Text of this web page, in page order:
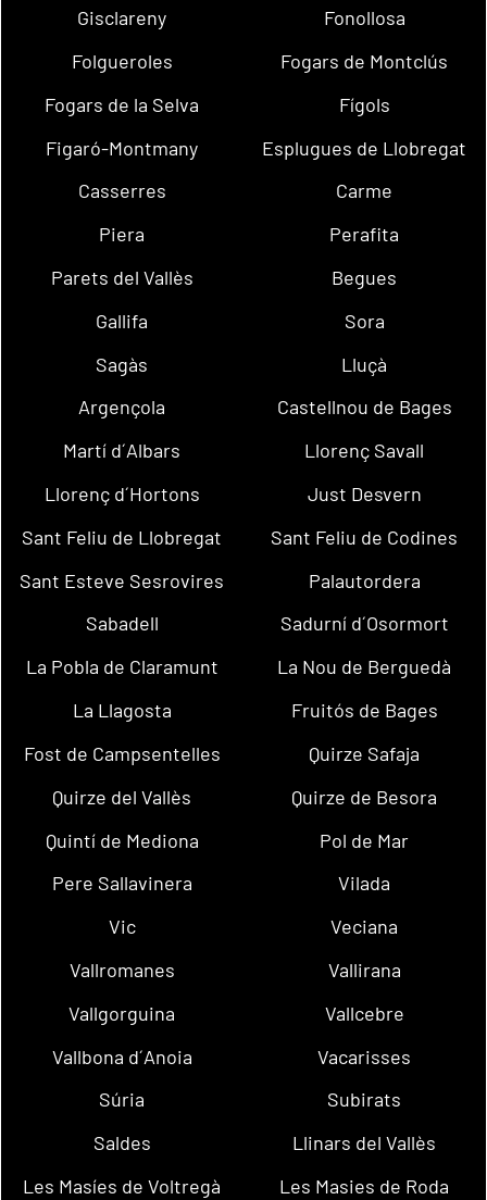
Gisclareny
Fonollosa
Folgueroles
Fogars de Montclús
Fogars de la Selva
Fígols
Figaró-Montmany
Esplugues de Llobregat
Casserres
Carme
Piera
Perafita
Parets del Vallès
Begues
Gallifa
Sora
Sagàs
Lluçà
Argençola
Castellnou de Bages
Martí d´Albars
Llorenç Savall
Llorenç d´Hortons
Just Desvern
Sant Feliu de Llobregat
Sant Feliu de Codines
Sant Esteve Sesrovires
Palautordera
Sabadell
Sadurní d´Osormort
La Pobla de Claramunt
La Nou de Berguedà
La Llagosta
Fruitós de Bages
Fost de Campsentelles
Quirze Safaja
Quirze del Vallès
Quirze de Besora
Quintí de Mediona
Pol de Mar
Pere Sallavinera
Vilada
Vic
Veciana
Vallromanes
Vallirana
Vallgorguina
Vallcebre
Vallbona d´Anoia
Vacarisses
Súria
Subirats
Saldes
Llinars del Vallès
Les Masíes de Voltregà
Les Masies de Roda